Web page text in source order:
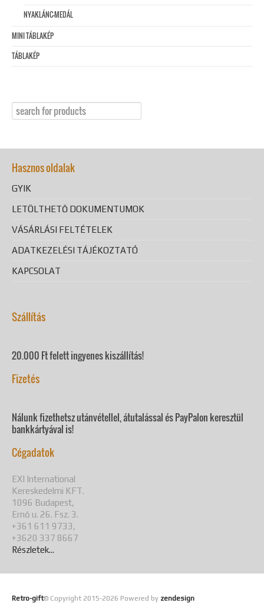
NYAKLÁNC-MEDÁL
MINI TÁBLAKÉP
TÁBLAKÉP
Hasznos oldalak
GYIK
LETÖLTHETŐ DOKUMENTUMOK
VÁSÁRLÁSI FELTÉTELEK
ADATKEZELÉSI TÁJÉKOZTATÓ
KAPCSOLAT
Szállítás
20.000 Ft felett ingyenes kiszállítás!
Fizetés
Nálunk fizethetsz utánvétellel, átutalással és PayPalon keresztül
bankkártyával is!
Cégadatok
EXI International
Kereskedelmi KFT.
1096 Budapest,
Ernő u. 26. Fsz. 3.
+361 611 9733,
+3620 337 8667
Részletek...
Retro-gift© Copyright 2015-2026 Powered by zendesign